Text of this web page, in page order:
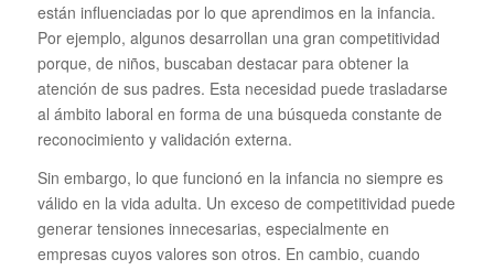
están influenciadas por lo que aprendimos en la infancia.
Por ejemplo, algunos desarrollan una gran competitividad
porque, de niños, buscaban destacar para obtener la
atención de sus padres. Esta necesidad puede trasladarse
al ámbito laboral en forma de una búsqueda constante de
reconocimiento y validación externa.
Sin embargo, lo que funcionó en la infancia no siempre es
válido en la vida adulta. Un exceso de competitividad puede
generar tensiones innecesarias, especialmente en
empresas cuyos valores son otros. En cambio, cuando